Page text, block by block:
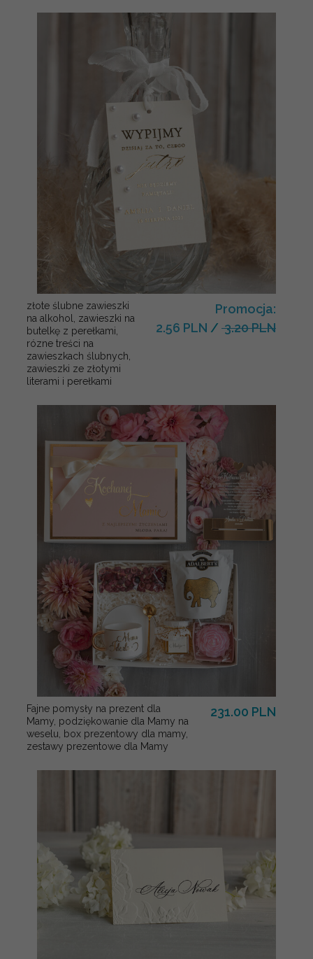
złote ślubne zawieszki
na alkohol, zawieszki na
butelkę z perełkami,
rózne treści na
zawieszkach ślubnych,
zawieszki ze złotymi
literami i perełkami
Promocja:
2.56 PLN / 3.20 PLN
Fajne pomysły na prezent dla
Mamy, podziękowanie dla Mamy na
weselu, box prezentowy dla mamy,
zestawy prezentowe dla Mamy
231.00 PLN